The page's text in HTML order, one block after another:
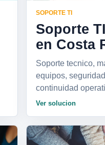
SOPORTE TI
Soporte
en Costa
Soporte tecnico,
equipos,
continuidad
Ver solucion